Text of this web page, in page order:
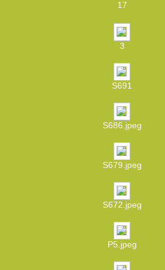
17
3
S691
S686.jpeg
S679.jpeg
S672.jpeg
P5.jpeg